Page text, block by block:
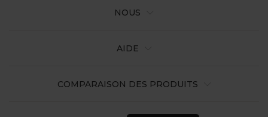
NOUS
AIDE
COMPARAISON DES PRODUITS